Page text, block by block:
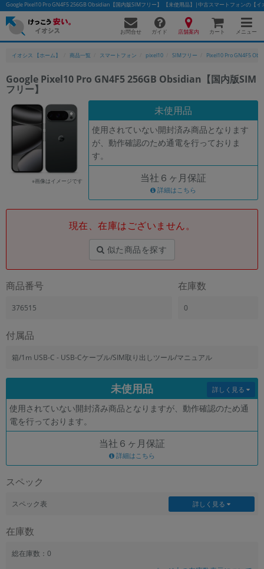
Google Pixel10 Pro GN4F5 256GB Obsidian【国内版SIMフリー】 【未使用品】|中古スマートフォンの【イ
お問合せ ガイド 店舗案内 カート メニュー
イオシス 【ホーム】 商品一覧 スマートフォン pixel10 SIMフリー Pixel10 Pro GN4F5
Google Pixel10 Pro GN4F5 256GB Obsidian【国内版SIM
フリー】
※画像はイメージです
未使用品
使用されていない開封済み商品となります
が、動作確認のため通電を行っておりま
す。
当社６ヶ月保証
詳細はこちら
現在、在庫はございません。
似た商品を探す
商品番号
376515
在庫数
0
付属品
箱/1m USB-C - USB-Cケーブル/SIM取り出しツール/マニュアル
未使用品
使用されていない開封済み商品となりますが、動作確認のため通
電を行っております。
詳しく見る
当社６ヶ月保証
詳細はこちら
スペック
スペック表 詳しく見る
在庫数
総在庫数：0
フリーワード
除外ワード
人気の検索ワード： Let's note
「スマートフォン」「タブレット」など
メーカー
「Apple」「SONY」「SHARP」など
機能・特徴
ランク
商品状態の絞り込み
「新品」「未使用」「中古」など
CPUの絞り込み
OS
OSの絞り込み